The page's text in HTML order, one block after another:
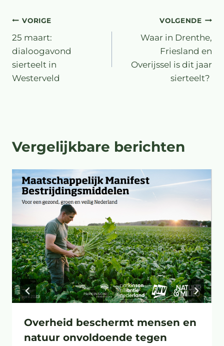
VORIGE
25 maart:
dialoogavond
sierteelt in
Westerveld
VOLGENDE
Waar in Drenthe,
Friesland en
Overijssel is dit jaar
sierteelt?
Vergelijkbare berichten
Overheid beschermt mensen en
natuur onvoldoende tegen